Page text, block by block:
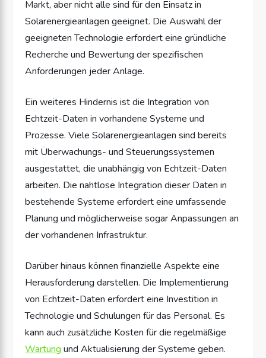
Markt, aber nicht alle sind für den Einsatz in
Solarenergieanlagen geeignet. Die Auswahl der
geeigneten Technologie erfordert eine gründliche
Recherche und Bewertung der spezifischen
Anforderungen jeder Anlage.
Ein weiteres Hindernis ist die Integration von
Echtzeit-Daten in vorhandene Systeme und
Prozesse. Viele Solarenergieanlagen sind bereits
mit Überwachungs- und Steuerungssystemen
ausgestattet, die unabhängig von Echtzeit-Daten
arbeiten. Die nahtlose Integration dieser Daten in
bestehende Systeme erfordert eine umfassende
Planung und möglicherweise sogar Anpassungen an
der vorhandenen Infrastruktur.
Darüber hinaus können finanzielle Aspekte eine
Herausforderung darstellen. Die Implementierung
von Echtzeit-Daten erfordert eine Investition in
Technologie und Schulungen für das Personal. Es
kann auch zusätzliche Kosten für die regelmäßige
Wartung und Aktualisierung der Systeme geben.